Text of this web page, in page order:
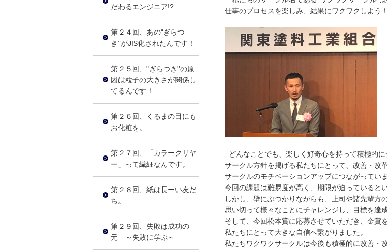
仕事のプロセスを楽しみ、結果にワクワクしよう
どんなことでも、楽しく好奇心を持って積極的
サークル方針を掲げる私たちにとって、改善・改
サークルのモチベーションアップにつながっていま
今回の課題は難易度が高く、期限が迫っていると
しかし、壁にぶつかりながらも、上司や諸先輩方
思い切って様々なことにチャレンジし、目標を達
そして、今回松本賞に応募させていただき、金賞
私たちにとって大きな自信へ繋がりました。
私たちワクワクサークルは今後も積極的に改善・
だわるエンジニア!?
第２４回、あの“ぎらつ
き”がJIS化されたんです！
第２５回、"ぎらつき"の原
因は粒子の大きさが関係し
てるんです！
第２６回、くるまの目にも
お化粧を。
第２７回、「カラークリヤ
ー」って繊細なんです。
第２８回、紙は長ーい友だ
ち。
第２９回、失敗は成功の
元 ～失敗に学ぶ～